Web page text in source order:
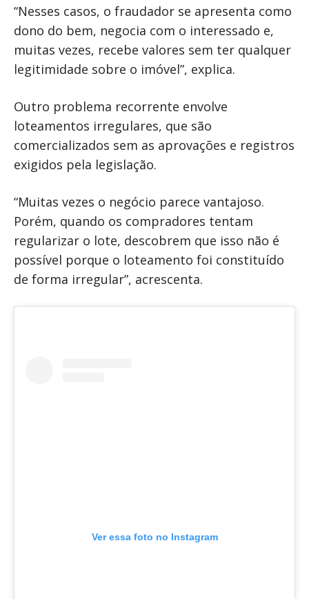
“Nesses casos, o fraudador se apresenta como
dono do bem, negocia com o interessado e,
muitas vezes, recebe valores sem ter qualquer
legitimidade sobre o imóvel”, explica.
Outro problema recorrente envolve
loteamentos irregulares, que são
comercializados sem as aprovações e registros
exigidos pela legislação.
“Muitas vezes o negócio parece vantajoso.
Porém, quando os compradores tentam
regularizar o lote, descobrem que isso não é
possível porque o loteamento foi constituído
de forma irregular”, acrescenta.
Ver essa foto no Instagram